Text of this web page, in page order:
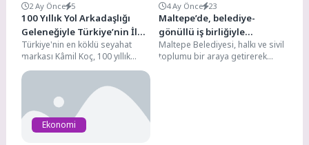
2 Ay Önce 5
100 Yıllık Yol Arkadaşlığı
Geleneğiyle Türkiye’nin İlk
Tercihi Yine Kâmil Koç Oldu
Türkiye'nin en köklü seyahat
markası Kâmil Koç, 100 yıllık
deneyimi, güçlü operasyonel
altyapısı ve yaygın...
4 Ay Önce 23
Maltepe’de, belediye-
gönüllü iş birliğiyle
ormanlık alan çöplerden
arındırıldı
Maltepe Belediyesi, halkı ve sivil
toplumu bir araya getirerek
Ekonomi